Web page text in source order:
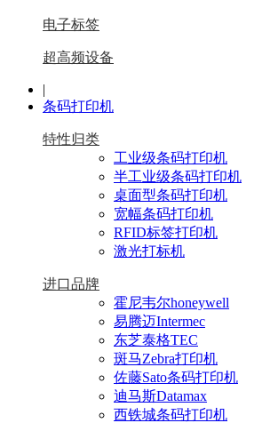
电子标签
超高频设备
|
条码打印机
特性归类
工业级条码打印机
半工业级条码打印机
桌面型条码打印机
宽幅条码打印机
RFID标签打印机
激光打标机
进口品牌
霍尼韦尔honeywell
易腾迈Intermec
东芝泰格TEC
斑马Zebra打印机
佐藤Sato条码打印机
迪马斯Datamax
西铁城条码打印机